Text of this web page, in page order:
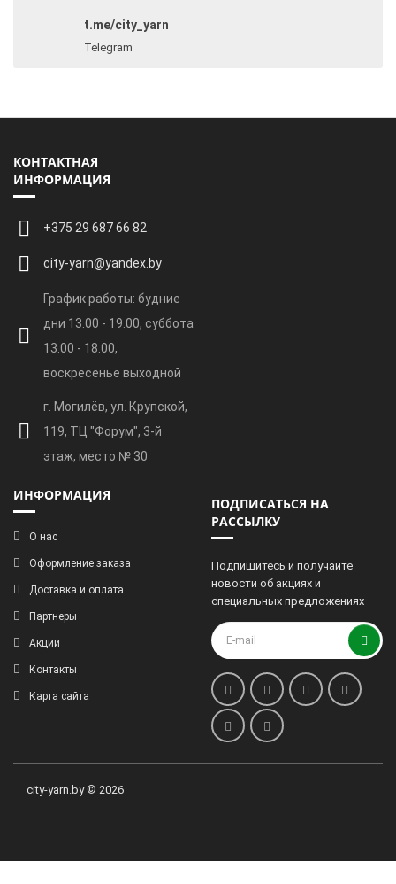
t.me/city_yarn
Telegram
КОНТАКТНАЯ
ИНФОРМАЦИЯ
+375 29 687 66 82
city-yarn@yandex.by
График работы: будние
дни 13.00 - 19.00, суббота
13.00 - 18.00,
воскресенье выходной
г. Могилёв, ул. Крупской,
119, ТЦ "Форум", 3-й
этаж, место № 30
ИНФОРМАЦИЯ
О нас
Оформление заказа
Доставка и оплата
Партнеры
Акции
Контакты
Карта сайта
ПОДПИСАТЬСЯ НА
РАССЫЛКУ
Подпишитесь и получайте
новости об акциях и
специальных предложениях
city-yarn.by © 2026